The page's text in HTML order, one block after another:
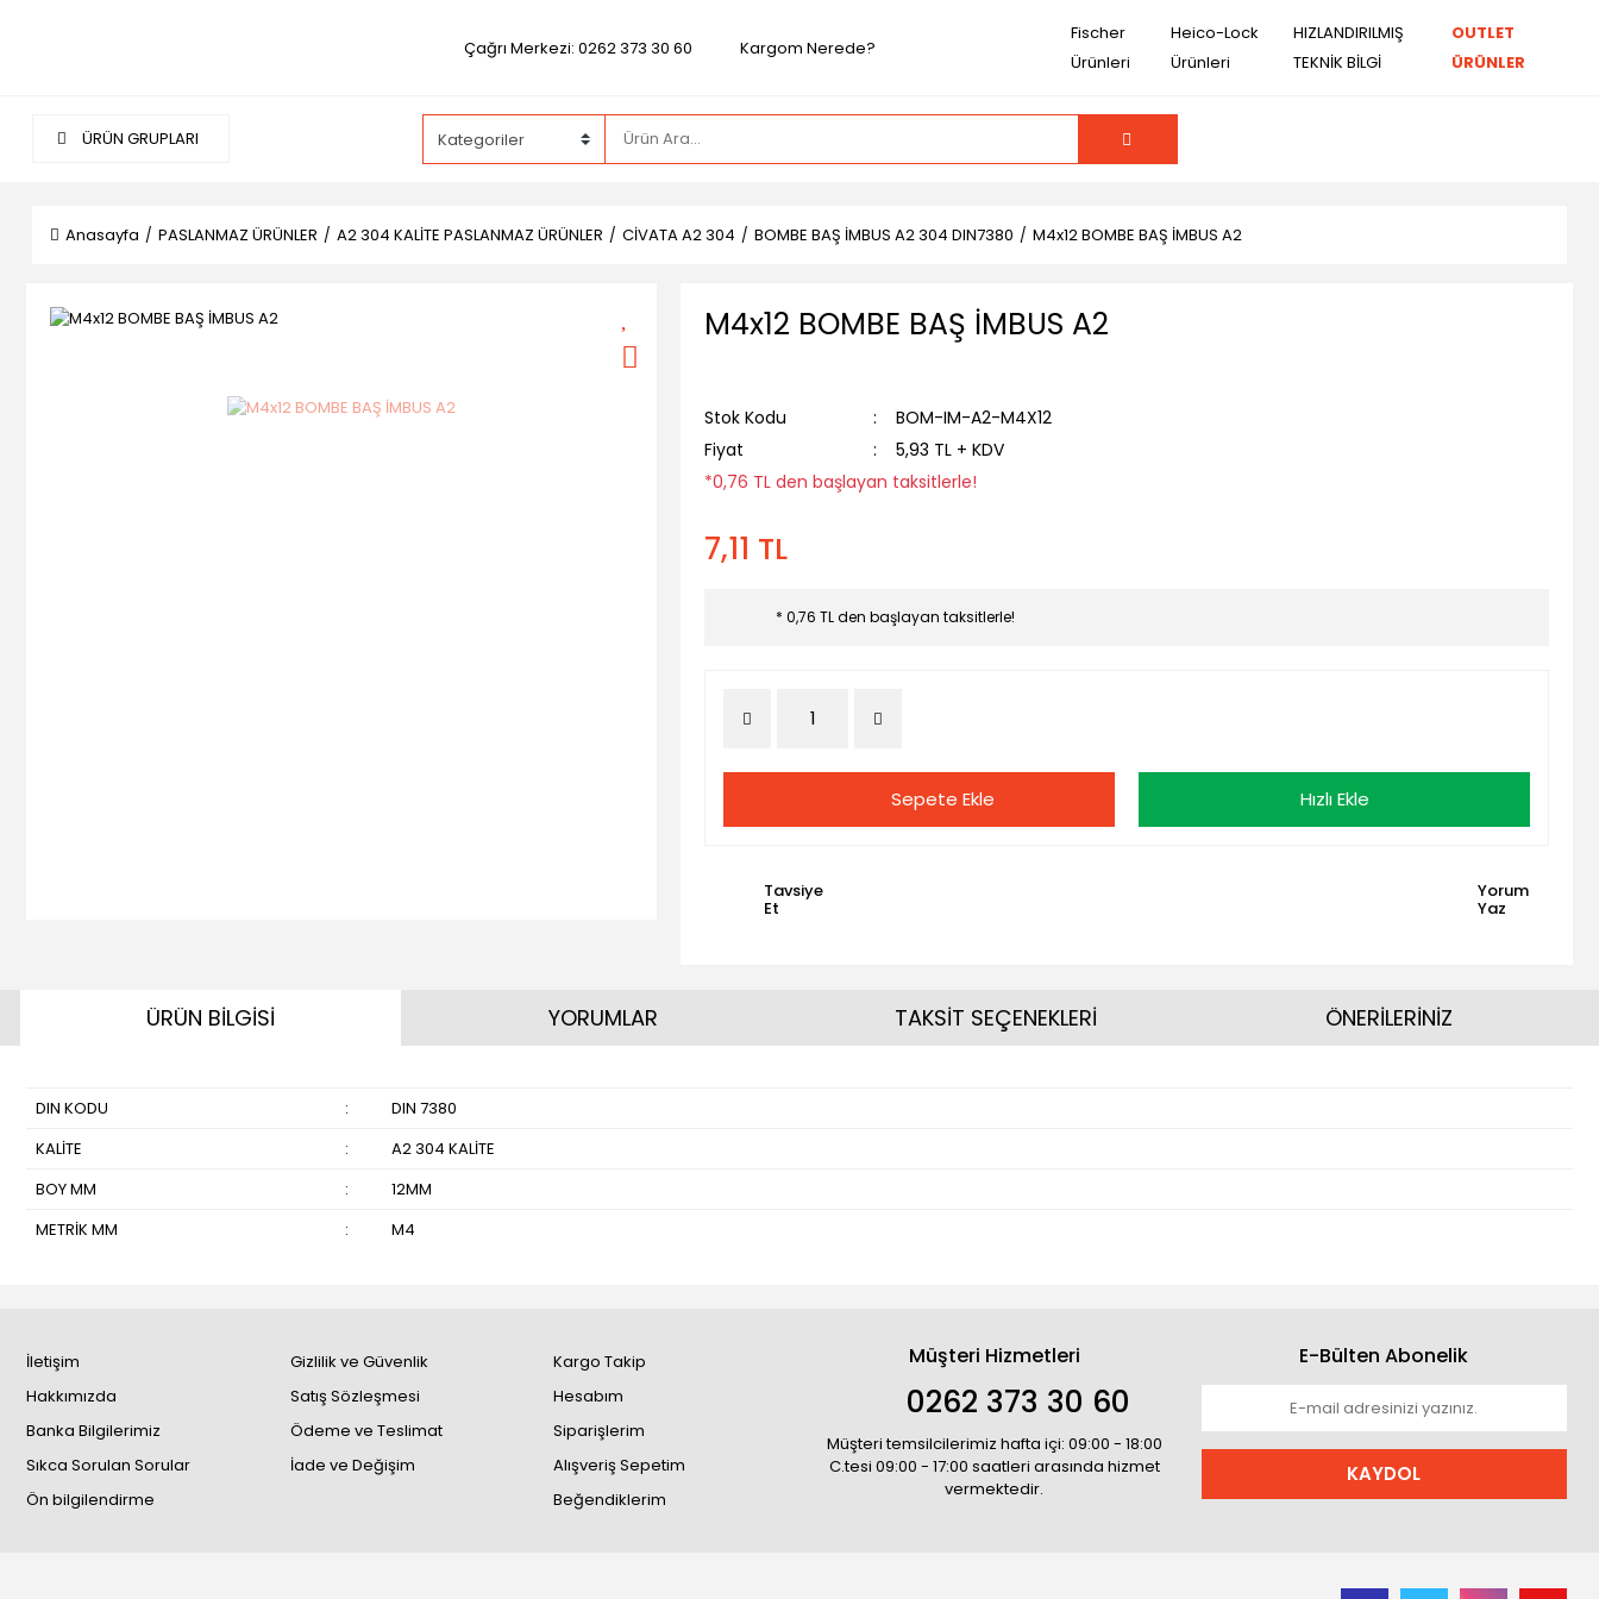
Çağrı Merkezi: 0262 373 30 60 Kargom Nerede?
Fischer
Ürünleri
Heico-Lock
Ürünleri
HIZLANDIRILMIŞ
TEKNİK BİLGİ
OUTLET
ÜRÜNLER
ÜRÜN GRUPLARI
Anasayfa PASLANMAZ ÜRÜNLER A2 304 KALİTE PASLANMAZ ÜRÜNLER CİVATA A2 304 BOMBE BAŞ İMBUS A2 304 DIN7380 M4x12 BOMBE BAŞ İMBUS A2
M4x12 BOMBE BAŞ İMBUS A2
Stok Kodu
BOM-IM-A2-M4X12
Fiyat
5,93 TL + KDV
*0,76 TL den başlayan taksitlerle!
7,11 TL
* 0,76 TL den başlayan taksitlerle!
Sepete Ekle Hızlı Ekle
Tavsiye
Et
Yorum
Yaz
ÜRÜN BİLGİSİ
DIN KODU :
DIN 7380
KALİTE
:
A2 304 KALİTE
BOY MM
:
12MM
METRİK MM
: M4
YORUMLAR TAKSİT SEÇENEKLERİ ÖNERİLERİNİZ
İletişim
Hakkımızda
Banka Bilgilerimiz
Sıkca Sorulan Sorular
Ön bilgilendirme
Gizlilik ve Güvenlik
Satış Sözleşmesi
Ödeme ve Teslimat
İade ve Değişim
Kargo Takip
Hesabım
Siparişlerim
Alışveriş Sepetim
Beğendiklerim
Müşteri Hizmetleri
0262 373 30 60
Müşteri temsilcilerimiz hafta içi: 09:00 - 18:00
C.tesi 09:00 - 17:00 saatleri arasında hizmet
vermektedir.
E-Bülten Abonelik
KAYDOL